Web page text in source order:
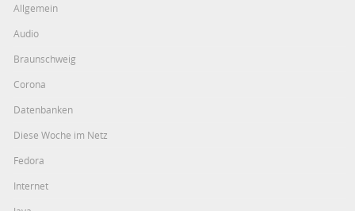
Allgemein
Audio
Braunschweig
Corona
Datenbanken
Diese Woche im Netz
Fedora
Internet